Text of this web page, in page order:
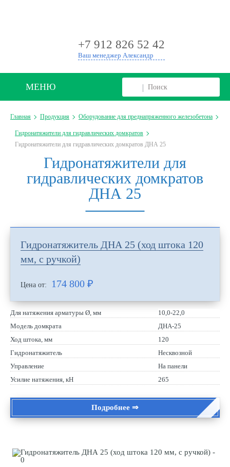
+7 912 826 52 42
Ваш менеджер Александр
МЕНЮ
Главная Продукция Оборудование для преднапряженного железобетона
Гидронатяжители для гидравлических домкратов
Гидронатяжители для гидравлических домкратов ДНА 25
Гидронатяжители для
гидравлических домкратов
ДНА 25
Гидронатяжитель ДНА 25 (ход штока 120
мм, с ручкой)
Цена от: 174 800 ₽
Для натяжения арматуры Ø, мм
10,0-22,0
Модель домкрата
ДНА-25
Ход штока, мм
120
Гидронатяжитель
Несквозной
Управление
На панели
Усилие натяжения, кН
265
Подробнее ⇒